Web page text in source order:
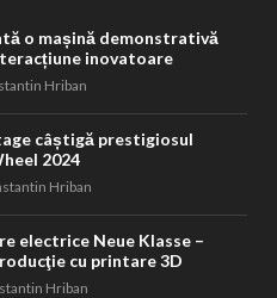
o mașină demonstrativă
inovatoare
Hriban
câștigă prestigiosul
2024
Hriban
electrice Neue Klasse –
cu printare 3D
Hriban